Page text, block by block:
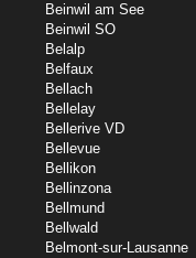
Beinwil am See
Beinwil SO
Belalp
Belfaux
Bellach
Bellelay
Bellerive VD
Bellevue
Bellikon
Bellinzona
Bellmund
Bellwald
Belmont-sur-Lausanne